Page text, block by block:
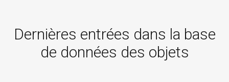
Dernières entrées dans la base
de données des objets